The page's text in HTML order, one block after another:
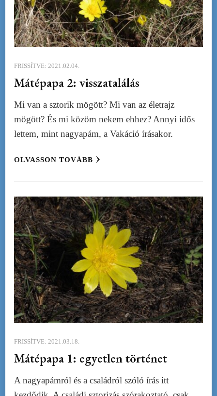
FRISSÍTVE: 2021.02.04.
Mátépapa 2: visszatalálás
Mi van a sztorik mögött? Mi van az életrajz
mögött? És mi közöm nekem ehhez? Annyi idős
lettem, mint nagyapám, a Vakáció írásakor.
OLVASSON TOVÁBB
FRISSÍTVE: 2021.03.18.
Mátépapa 1: egyetlen történet
A nagyapámról és a családról szóló írás itt